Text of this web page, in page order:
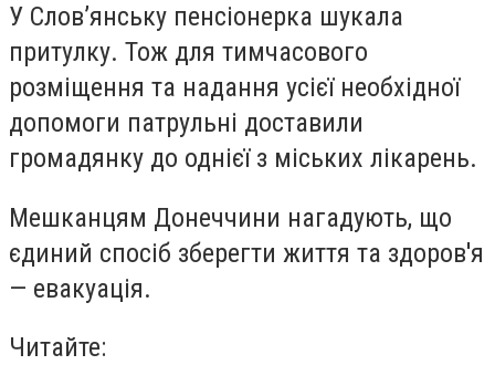
У Слов’янську пенсіонерка шукала
притулку. Тож для тимчасового
розміщення та надання усієї необхідної
допомоги патрульні доставили
громадянку до однієї з міських лікарень.
Мешканцям Донеччини нагадують, що
єдиний спосіб зберегти життя та здоров'я
— евакуація.
Читайте: